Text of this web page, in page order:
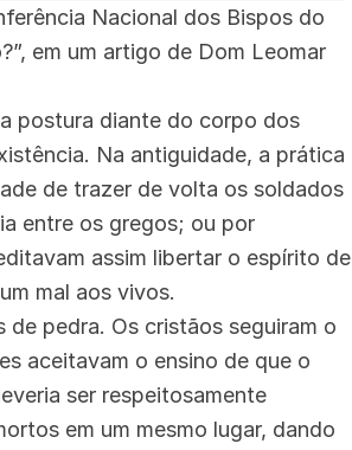
Nacional dos Bispos do
em um artigo de Dom Leomar
postura diante do corpo dos
Na antiguidade, a prática
de trazer de volta os soldados
entre os gregos; ou por
assim libertar o espírito de
mal aos vivos.
pedra. Os cristãos seguiram o
aceitavam o ensino de que o
ser respeitosamente
em um mesmo lugar, dando